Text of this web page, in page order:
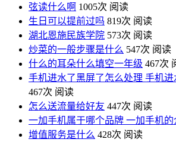
弦读什么啊 1005次 阅读
生日可以提前过吗 819次 阅读
湖北恩施民族学院 573次 阅读
炒菜的一般步骤是什么 547次 阅读
什么的耳朵什么填空一年级 467次
手机进水了黑屏了怎么处理 手机
467次 阅读
怎么送流量给好友 447次 阅读
一加手机属于哪个品牌 一加手机的
增值服务是什么 428次 阅读